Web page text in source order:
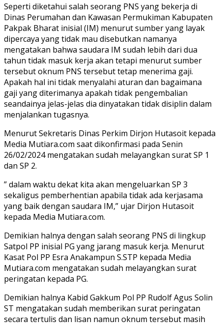
Seperti diketahui salah seorang PNS yang bekerja di
Dinas Perumahan dan Kawasan Permukiman Kabupaten
Pakpak Bharat inisial (IM) menurut sumber yang layak
dipercaya yang tidak mau disebutkan namanya
mengatakan bahwa saudara IM sudah lebih dari dua
tahun tidak masuk kerja akan tetapi menurut sumber
tersebut oknum PNS tersebut tetap menerima gaji.
Apakah hal ini tidak menyalahi aturan dan bagaimana
gaji yang diterimanya apakah tidak pengembalian
seandainya jelas-jelas dia dinyatakan tidak disiplin dalam
menjalankan tugasnya.
Menurut Sekretaris Dinas Perkim Dirjon Hutasoit kepada
Media Mutiara.com saat dikonfirmasi pada Senin
26/02/2024 mengatakan sudah melayangkan surat SP 1
dan SP 2.
” dalam waktu dekat kita akan mengeluarkan SP 3
sekaligus pemberhentian apabila tidak ada kerjasama
yang baik dengan saudara IM,” ujar Dirjon Hutasoit
kepada Media Mutiara.com.
Demikian halnya dengan salah seorang PNS di lingkup
Satpol PP inisial PG yang jarang masuk kerja. Menurut
Kasat Pol PP Esra Anakampun S.STP kepada Media
Mutiara.com mengatakan sudah melayangkan surat
peringatan kepada PG.
Demikian halnya Kabid Gakkum Pol PP Rudolf Agus Solin
ST mengatakan sudah memberikan surat peringatan
secara tertulis dan lisan namun oknum tersebut masih